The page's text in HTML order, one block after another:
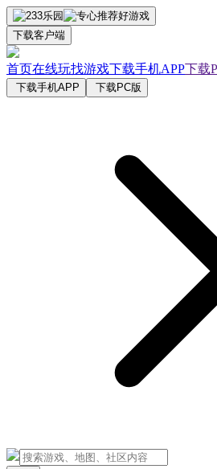
下载客户端
首页在线玩找游戏下载手机APP下载
下载手机APP 下载PC版